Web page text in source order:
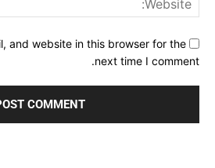
and website in this browser for the
next time I comment.